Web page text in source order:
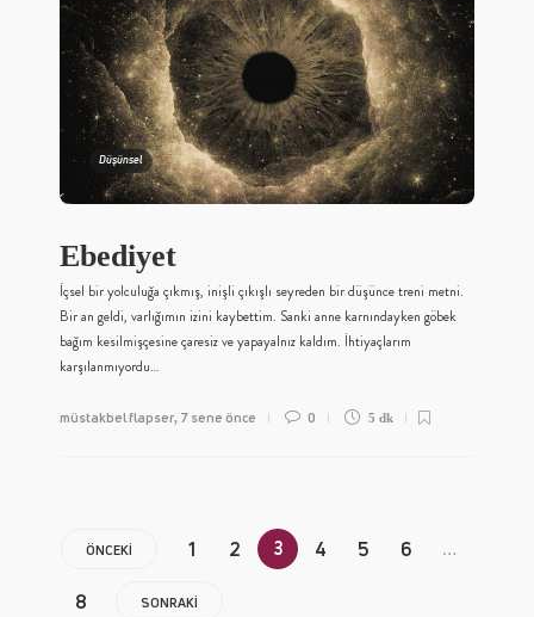
Düşünsel
Ebediyet
İçsel bir yolculuğa çıkmış, inişli çıkışlı seyreden bir düşünce treni metni.
Bir an geldi, varlığımın izini kaybettim. Sanki anne karnındayken göbek
bağım kesilmişçesine çaresiz ve yapayalnız kaldım. İhtiyaçlarım
karşılanmıyordu…
müstakbel flapser, 7 sene önce 0 5 dk
ÖNCEKI 1 2 3 4 5 6 …
8 SONRAKI